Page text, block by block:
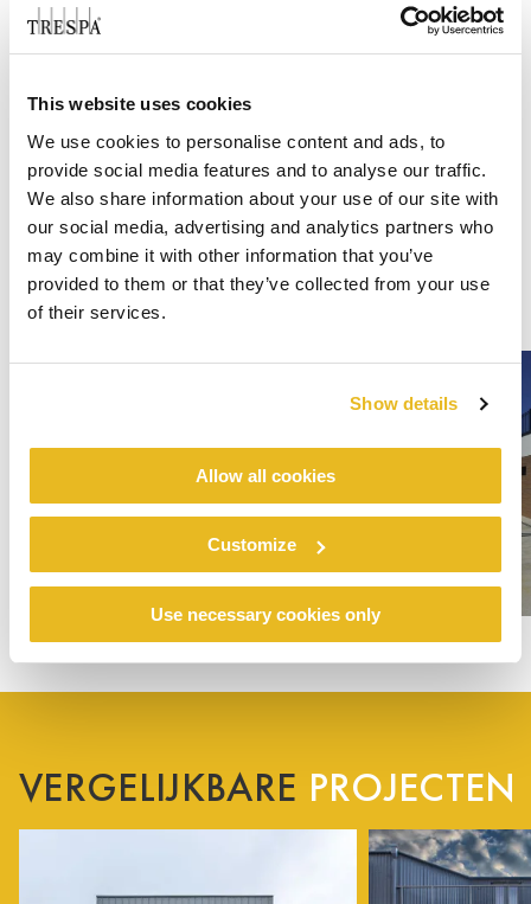
This website uses cookies
We use cookies to personalise content and ads, to
provide social media features and to analyse our traffic.
We also share information about your use of our site with
our social media, advertising and analytics partners who
may combine it with other information that you’ve
provided to them or that they’ve collected from your use
of their services.
Show details
Allow all cookies
Customize
Use necessary cookies only
VERGELIJKBARE PROJECTEN